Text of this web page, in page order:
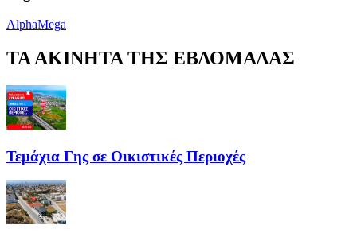
AlphaMega
ΤΑ ΑΚΙΝΗΤΑ ΤΗΣ ΕΒΔΟΜΑΔΑΣ
Τεμάχια Γης σε Οικιστικές Περιοχές